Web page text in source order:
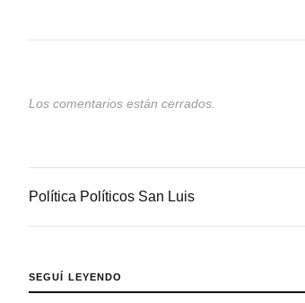
Los comentarios están cerrados.
Política Políticos San Luis
SEGUÍ LEYENDO